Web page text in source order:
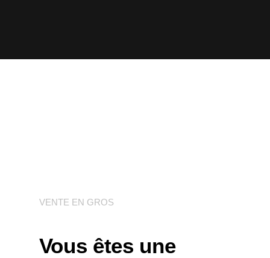
VENTE EN GROS
Vous êtes une